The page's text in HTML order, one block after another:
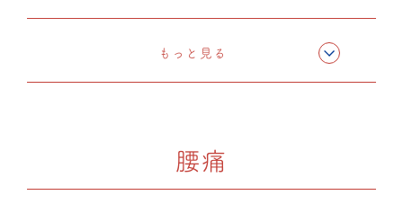
CMC筋膜ストレッチ（リリース）
もっと見る
腰痛